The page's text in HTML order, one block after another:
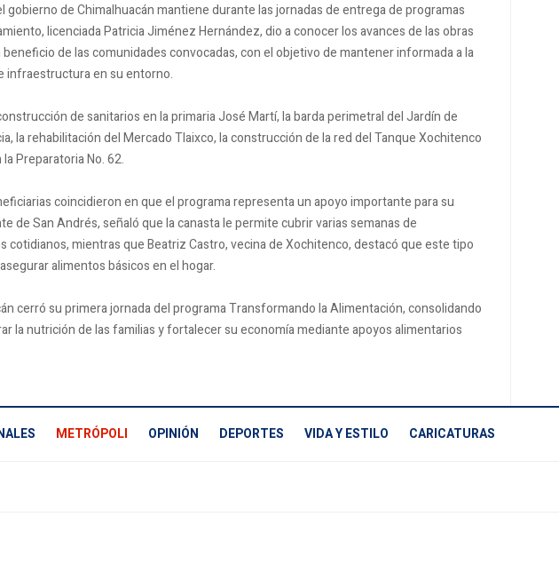
gobierno de Chimalhuacán mantiene durante las jornadas de entrega de programas
licenciada Patricia Jiménez Hernández, dio a conocer los avances de las obras
de las comunidades convocadas, con el objetivo de mantener informada a la
infraestructura en su entorno.
de sanitarios en la primaria José Martí, la barda perimetral del Jardín de
la rehabilitación del Mercado Tlaixco, la construcción de la red del Tanque Xochitenco
Preparatoria No. 62.
coincidieron en que el programa representa un apoyo importante para su
de San Andrés, señaló que la canasta le permite cubrir varias semanas de
cotidianos, mientras que Beatriz Castro, vecina de Xochitenco, destacó que este tipo
alimentos básicos en el hogar.
cerró su primera jornada del programa Transformando la Alimentación, consolidando
la nutrición de las familias y fortalecer su economía mediante apoyos alimentarios
METRÓPOLI OPINIÓN DEPORTES VIDA Y ESTILO CARICATURAS